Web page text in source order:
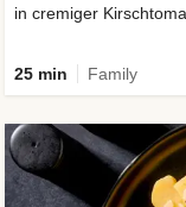
in cremiger
25 min Family